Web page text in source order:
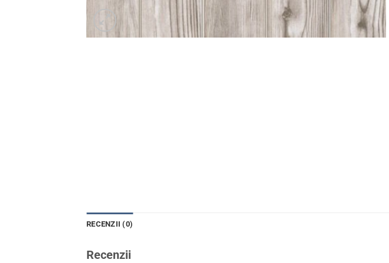
RECENZII (0)
Recenzii